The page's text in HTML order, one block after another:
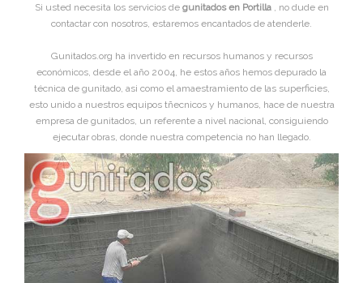
Si usted necesita los servicios de gunitados en Portilla , no dude en
contactar con nosotros, estaremos encantados de atenderle.
Gunitados.org ha invertido en recursos humanos y recursos
económicos, desde el año 2004, he estos años hemos depurado la
técnica de gunitado, asi como el amaestramiento de las superficies,
esto unido a nuestros equipos tñecnicos y humanos, hace de nuestra
empresa de gunitados, un referente a nivel nacional, consiguiendo
ejecutar obras, donde nuestra competencia no han llegado.